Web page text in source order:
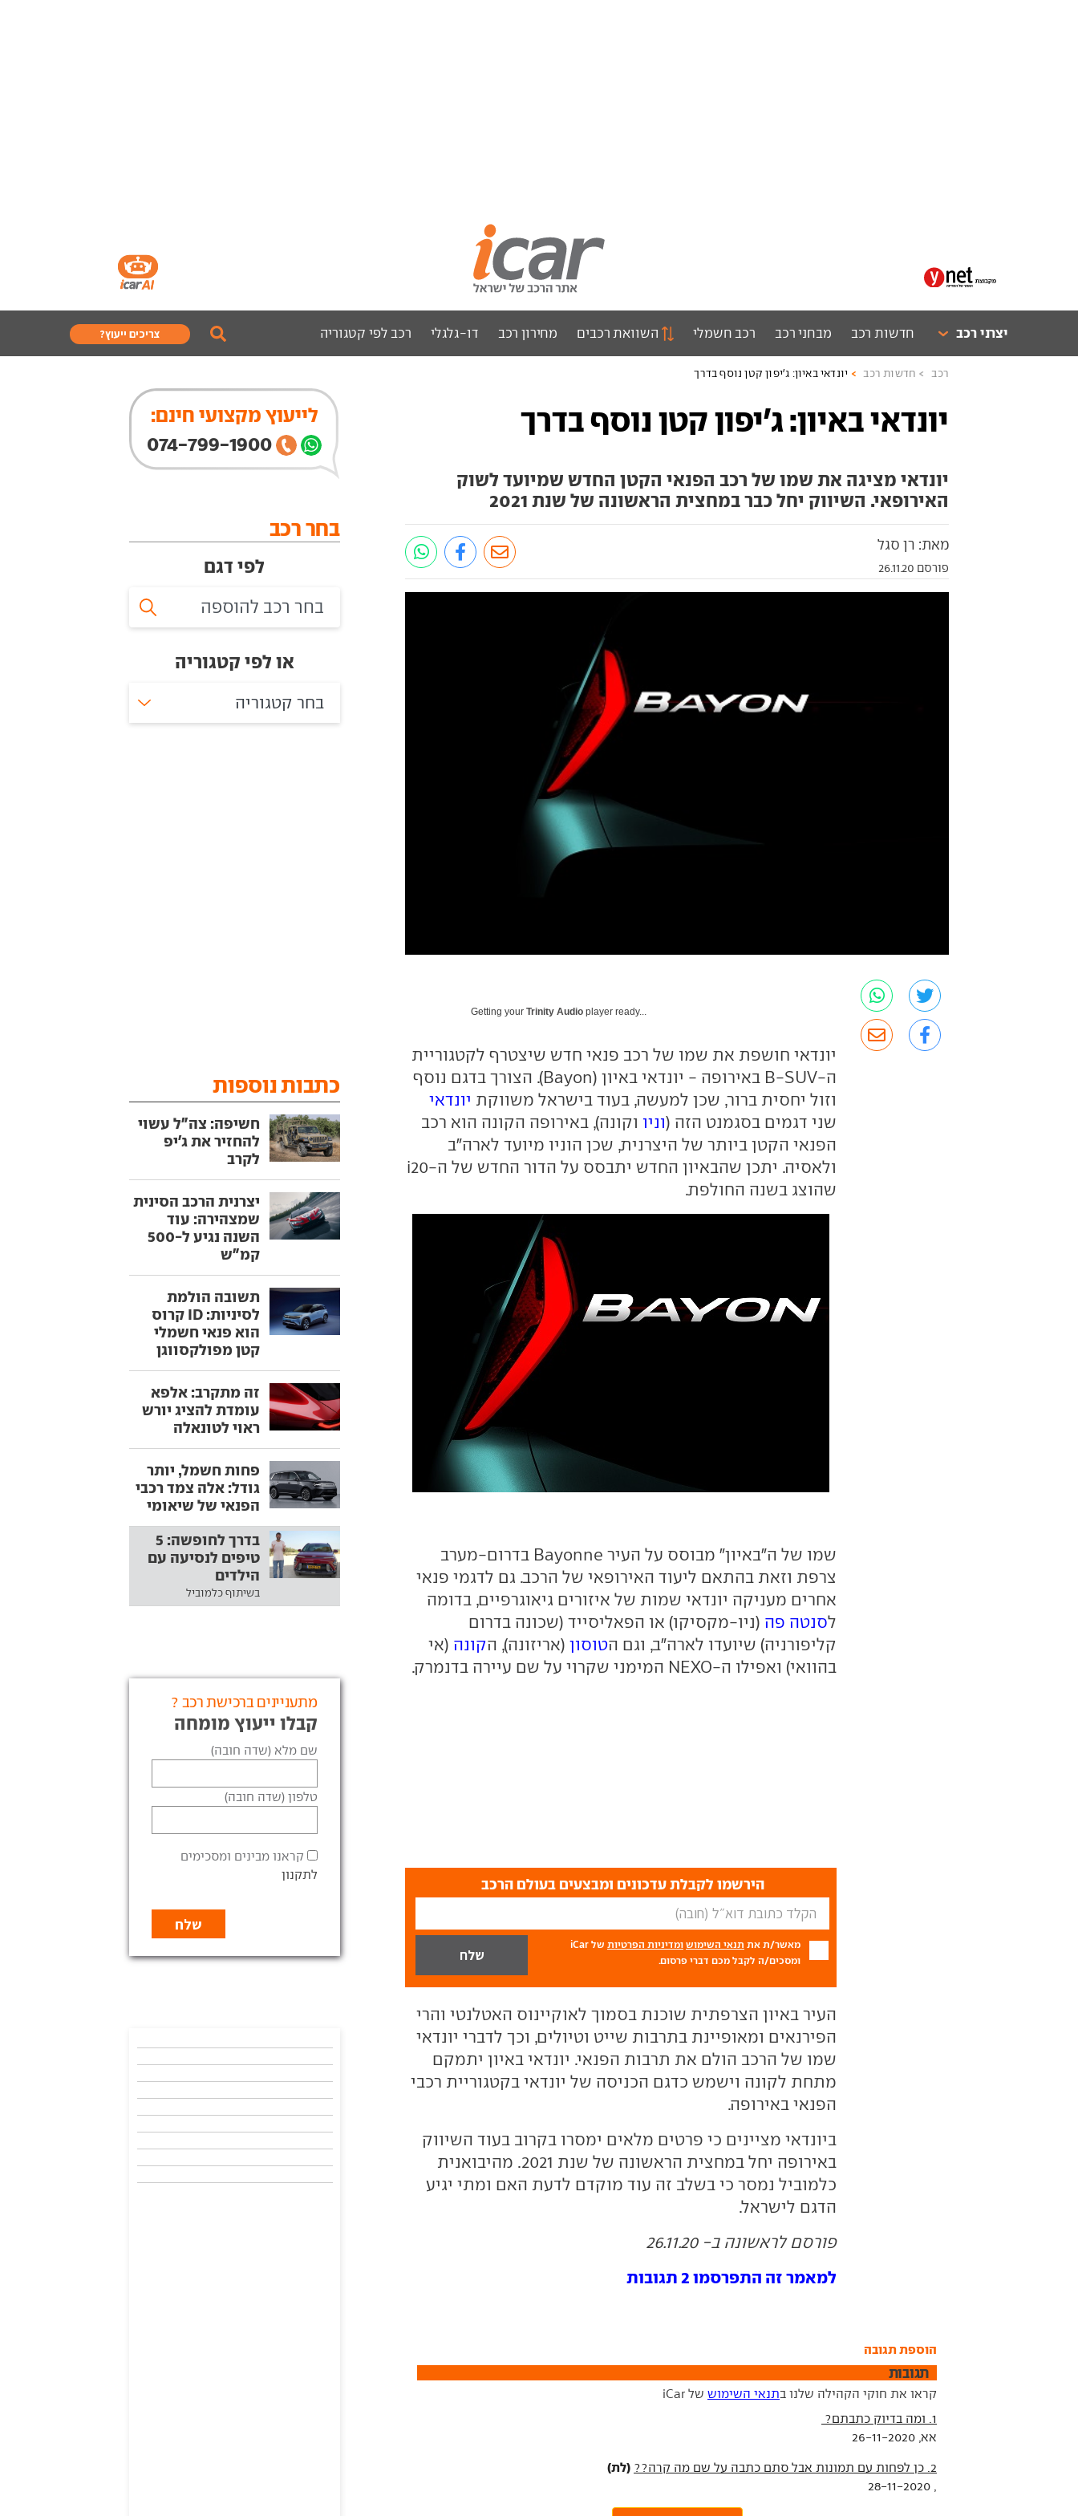
יצרני רכב חדשות רכב מבחני רכב רכב חשמלי השוואת רכבים מחירון רכב דו-גלגלי רכב לפי קטגוריה צריכים ייעוץ?
רכב חדשות רכב יונדאי באיון: ג'יפון קטן נוסף בדרך
יונדאי באיון: ג'יפון קטן נוסף בדרך
יונדאי מציגה את שמו של רכב הפנאי הקטן החדש שמיועד לשוק
האירופאי. השיווק יחל כבר במחצית הראשונה של שנת 2021
מאת: רן סגל
פורסם 26.11.20
Getting yourTrinity Audio player ready...
יונדאי חושפת את שמו של רכב פנאי חדש שיצטרף לקטגוריית
ה-B-SUV באירופה - יונדאי באיון (Bayon). הצורך בדגם נוסף
וזול יחסית ברור, שכן למעשה, בעוד בישראל משווקת יונדאי
שני דגמים בסגמנט הזה (וניו וקונה), באירופה הקונה הוא רכב
הפנאי הקטן ביותר של היצרנית, שכן הוניו מיועד לארה"ב
ולאסיה. יתכן שהבאיון החדש יתבסס על הדור החדש של ה-i20
שהוצג בשנה החולפת.
שמו של ה"באיון" מבוסס על העיר Bayonne בדרום-מערב
צרפת וזאת בהתאם ליעוד האירופאי של הרכב. גם לדגמי פנאי
אחרים מעניקה יונדאי שמות של איזורים גיאוגרפיים, בדומה
לסנטה פה (ניו-מקסיקו) או הפאליסייד (שכונה בדרום
קליפורניה) שיועדו לארה"ב, וגם הטוסון (אריזונה), הקונה (אי
בהוואי) ואפילו ה-NEXO המימני שקרוי על שם עיירה בדנמרק.
הירשמו לקבלת עדכונים ומבצעים בעולם הרכב
מאשר/ת את תנאי השימוש ומדיניות הפרטיות
של iCar
ומסכים/ה לקבל מכם דברי פרסום.
העיר באיון הצרפתית שוכנת בסמוך לאוקיינוס האטלנטי והרי
הפירנאים ומאופיינת בתרבות שייט וטיולים, וכך לדברי יונדאי
שמו של הרכב הולם את תרבות הפנאי. יונדאי באיון יתמקם
מתחת לקונה וישמש כדגם הכניסה של יונדאי בקטגוריית רכבי
הפנאי באירופה.
ביונדאי מציינים כי פרטים מלאים ימסרו בקרוב בעוד השיווק
באירופה יחל במחצית הראשונה של שנת 2021. מהיבואנית
כלמוביל נמסר כי בשלב זה עוד מוקדם לדעת האם ומתי יגיע
הדגם לישראל.
פורסם לראשונה ב- 26.11.20
למאמר זה התפרסמו 2 תגובות
הוספת תגובה
תגובות
קראו את חוקי הקהילה שלנו בתנאי השימוש של iCar
1. ומה בדיוק כתבתם?
אא, 26-11-2020
2. כן לפחות עם תמונות אבל סתם כתבה על שם מה קרה??
(לת)
, 28-11-2020
לייעוץ מקצועי חינם:
074-799-1900
בחר רכב
לפי דגם
או לפי קטגוריה
בחר קטגוריה
כתבות נוספות
חשיפה: צה"ל עשוי
להחזיר את ג'יפ
לקרב
יצרנית הרכב הסינית
שמצהירה: עוד
השנה נגיע ל-500
קמ"ש
תשובה הולמת
לסיניות: ID קרוס
הוא פנאי חשמלי
קטן מפולקסווגן
זה מתקרב: אלפא
עומדת להציג יורש
ראוי לטונאלה
פחות חשמל, יותר
גודל: אלה צמד רכבי
הפנאי של שיאומי
בדרך לחופשה: 5
טיפים לנסיעה עם
הילדים
בשיתוף כלמוביל
מתעניינים ברכישת רכב ?
קבלו ייעוץ מומחה
שם מלא (שדה חובה)
טלפון (שדה חובה)
קראנו מבינים ומסכימים
לתקנון